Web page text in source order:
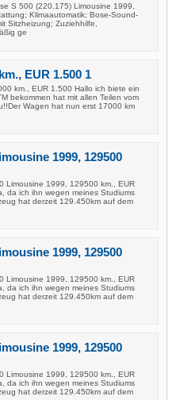
S 500 (220.175) Limousine 1999,
Klimaautomatik; Bose-Sound-
Sitzheizung; Zuziehhilfe,
ge
EUR 1.500 1
km., EUR 1.500 Hallo ich biete ein
bekommen hat mit allen Teilen vom
Wagen hat nun erst 17000 km
1999, 129500
Limousine 1999, 129500 km., EUR
da ich ihn wegen meines Studiums
hat derzeit 129.450km auf dem
1999, 129500
Limousine 1999, 129500 km., EUR
da ich ihn wegen meines Studiums
hat derzeit 129.450km auf dem
1999, 129500
Limousine 1999, 129500 km., EUR
da ich ihn wegen meines Studiums
hat derzeit 129.450km auf dem